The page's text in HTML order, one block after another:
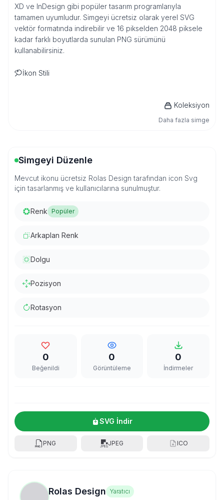
XD ve InDesign gibi popüler tasarım programlarıyla
tamamen uyumludur. Simgeyi ücretsiz olarak yerel SVG
vektör formatında indirebilir ve 16 pikselden 2048 piksele
kadar farklı boyutlarda sunulan PNG sürümünü
kullanabilirsiniz.
İkon Stili
Koleksiyon
Daha fazla simge
Simgeyi Düzenle
Mevcut ikonu ücretsiz Rolas Design tarafından icon Svg
için tasarlanmış ve kullanıcılarına sunulmuştur.
Renk Popüler
Arkaplan Renk
Dolgu
Pozisyon
Rotasyon
0
Beğenildi
0
Görüntüleme
0
İndirmeler
SVG İndir
PNG JPEG ICO
Rolas Design Yaratıcı